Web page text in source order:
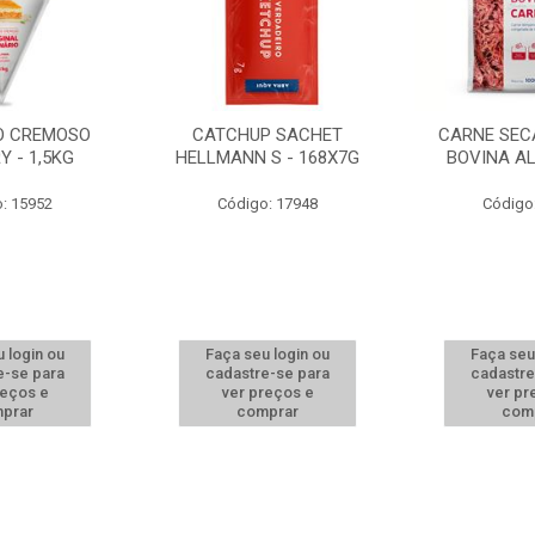
CREMOSO
- 1,5KG
15952
login ou
se para
e
CATCHUP SACHET
HELLMANN S - 168X7G
Código: 17948
Faça seu login ou
cadastre-se para
ver preços e
comprar
CARNE
BOVINA
Faça
ver